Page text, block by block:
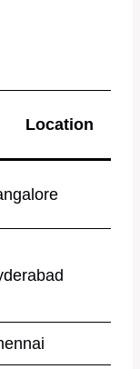
Location